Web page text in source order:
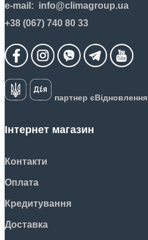
e-mail: info@climagroup.ua
+38 (067) 740 80 33
партнер єВідновлення
Інтернет магазин
Контакти
Оплата
Кредитування
Доставка